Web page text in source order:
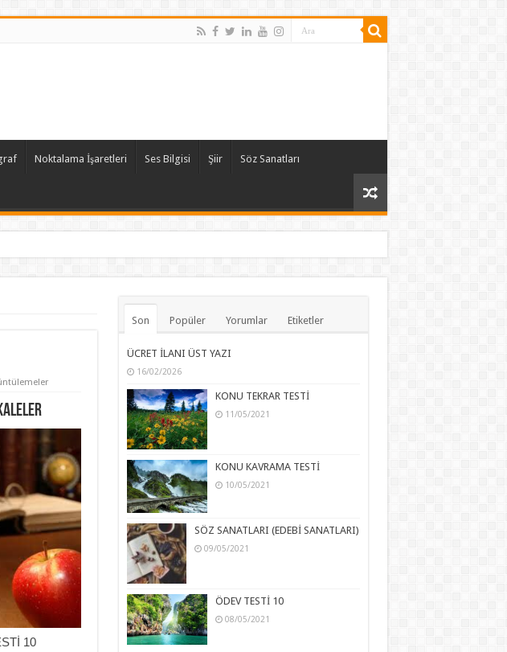
Noktalama İşaretleri Ses Bilgisi Şiir Söz Sanatları
10
Son Popüler Yorumlar Etiketler
ÜCRET İLANI ÜST YAZI
16/02/2026
KONU TEKRAR TESTİ
11/05/2021
KONU KAVRAMA TESTİ
10/05/2021
SÖZ SANATLARI (EDEBİ SANATLARI)
09/05/2021
ÖDEV TESTİ 10
08/05/2021